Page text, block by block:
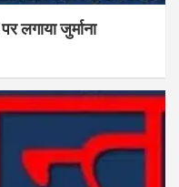
लगाया जुर्माना